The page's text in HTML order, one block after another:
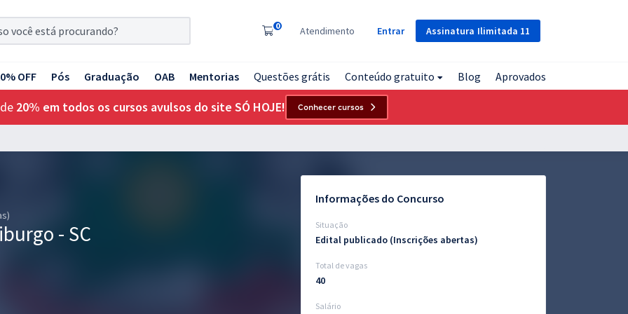
Assinatura Ilimitada 11
0 Atendimento Entrar
OFF Pós Graduação OAB Mentorias Questões grátis Conteúdo gratuito Blog Aprovados
20% em todos os cursos avulsos do site SÓ HOJE! Conhecer cursos
- SC
Informações do Concurso
Situação
Edital publicado (Inscrições abertas)
Total de vagas
40
Salário